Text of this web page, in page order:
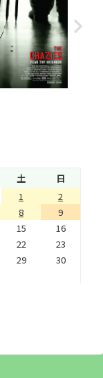
土
日
1
2
8
9
15
16
22
23
29
30